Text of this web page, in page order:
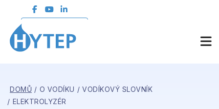
DOMŮ O VODÍKU
VODÍKOVÝ SLOVNÍK
ELEKTROLYZÉR